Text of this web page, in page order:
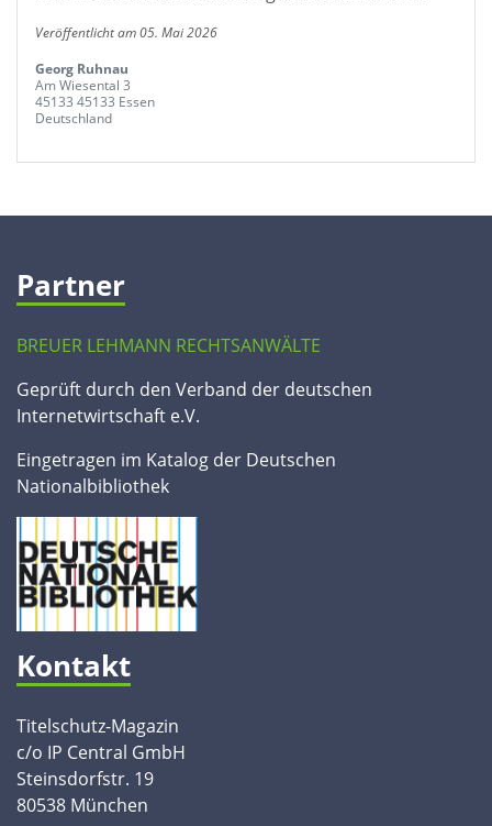
Veröffentlicht am 05. Mai 2026
Georg Ruhnau
Am Wiesental 3
45133 45133 Essen
Deutschland
Partner
BREUER LEHMANN RECHTSANWÄLTE
Geprüft durch den Verband der deutschen
Internetwirtschaft e.V.
Eingetragen im Katalog der Deutschen
Nationalbibliothek
Kontakt
Titelschutz-Magazin
c/o IP Central GmbH
Steinsdorfstr. 19
80538 München